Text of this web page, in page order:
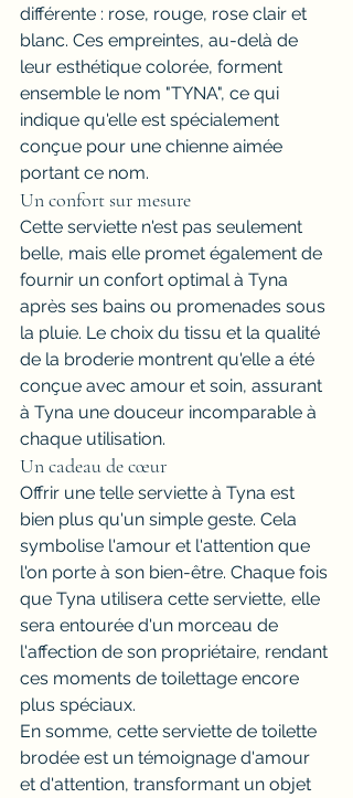
différente : rose, rouge, rose clair et
blanc. Ces empreintes, au-delà de
leur esthétique colorée, forment
ensemble le nom "TYNA", ce qui
indique qu'elle est spécialement
conçue pour une chienne aimée
portant ce nom.
Un confort sur mesure
Cette serviette n'est pas seulement
belle, mais elle promet également de
fournir un confort optimal à Tyna
après ses bains ou promenades sous
la pluie. Le choix du tissu et la qualité
de la broderie montrent qu'elle a été
conçue avec amour et soin, assurant
à Tyna une douceur incomparable à
chaque utilisation.
Un cadeau de cœur
Offrir une telle serviette à Tyna est
bien plus qu'un simple geste. Cela
symbolise l'amour et l'attention que
l'on porte à son bien-être. Chaque fois
que Tyna utilisera cette serviette, elle
sera entourée d'un morceau de
l'affection de son propriétaire, rendant
ces moments de toilettage encore
plus spéciaux.
En somme, cette serviette de toilette
brodée est un témoignage d'amour
et d'attention, transformant un objet